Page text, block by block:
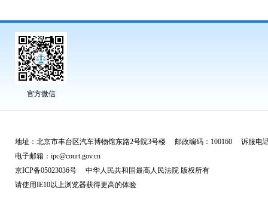
官方微信
地址：北京市丰台区汽车博物馆东路2号院3号楼 邮政编码：100160 诉服电
电子邮箱：ipc@court.gov.cn
京ICP备05023036号 中华人民共和国最高人民法院 版权所有
请使用IE10以上浏览器获得更高的体验